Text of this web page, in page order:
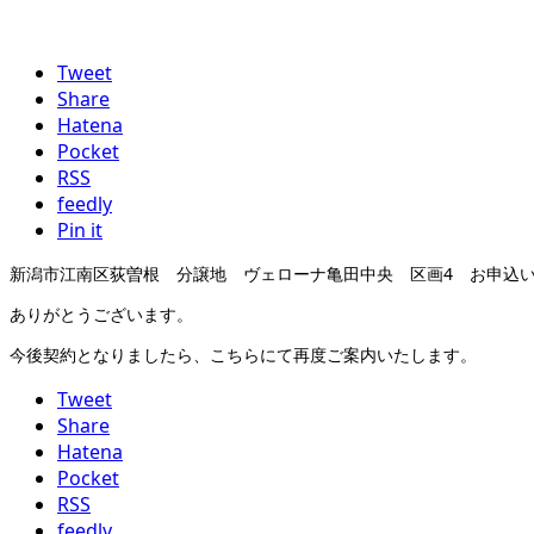
Tweet
Share
Hatena
Pocket
RSS
feedly
Pin it
新潟市江南区荻曽根 分譲地 ヴェローナ亀田中央 区画4 お申込い
ありがとうございます。
今後契約となりましたら、こちらにて再度ご案内いたします。
Tweet
Share
Hatena
Pocket
RSS